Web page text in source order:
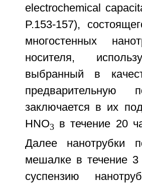
electrochemical
P.153-157),
многостенных
носителя,
выбранный в
предварительную
заключается в их
HNO3 в течение 20
Далее нанотрубки
мешалке в течение
суспензию